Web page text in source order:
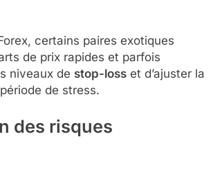
certains paires exotiques
de prix rapides et parfois
niveaux de stop-loss et d’ajuster la
de stress.
des risques